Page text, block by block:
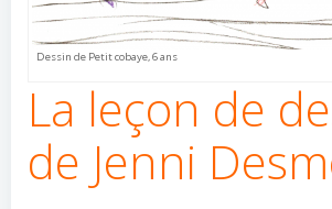
Dessin de Petit cobaye, 6 ans
La leçon de
de Jenni